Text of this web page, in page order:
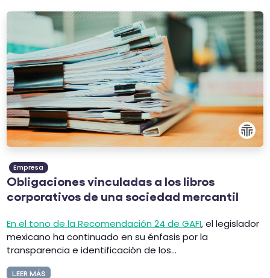
Empresa
Obligaciones vinculadas a los libros
corporativos de una sociedad mercantil
En el tono de la Recomendación 24 de GAFI, el legislador
mexicano ha continuado en su énfasis por la
transparencia e identificación de los...
LEER MÁS